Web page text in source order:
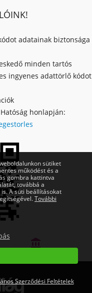
adatainak biztonsága
minden tartós
ingyenes adattörlő kódot
honlapján:
sütiket
működést és a
gombra kattintva
továbbá a
A süti beállításokat
További
Szerződési Feltételek